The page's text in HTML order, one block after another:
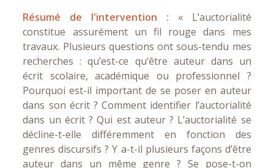
Résumé de l'intervention : « L’auctorialité
constitue assurément un fil rouge dans mes
travaux. Plusieurs questions ont sous-tendu mes
recherches : qu’est-ce qu’être auteur dans un
écrit scolaire, académique ou professionnel ?
Pourquoi est-il important de se poser en auteur
dans son écrit ? Comment identifier l’auctorialité
dans un écrit ? Qui est auteur ? L’auctorialité se
décline-t-elle différemment en fonction des
genres discursifs ? Y a-t-il plusieurs façons d’être
auteur dans un même genre ? Se pose-t-on